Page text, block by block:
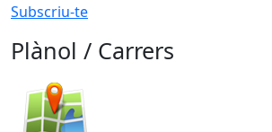
Subscriu-te
Plànol / Carrers